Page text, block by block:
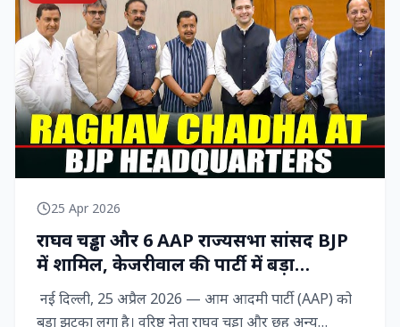
25 Apr 2026
राघव चड्ढा और 6 AAP राज्‍यसभा सांसद BJP
में शामिल, केजरीवाल की पार्टी में बड़ा
राजनीतिक विद्रोह
नई दिल्ली, 25 अप्रैल 2026 — आम आदमी पार्टी (AAP) को
बड़ा झटका लगा है। वरिष्ठ नेता राघव चड्ढा और छह अन्य